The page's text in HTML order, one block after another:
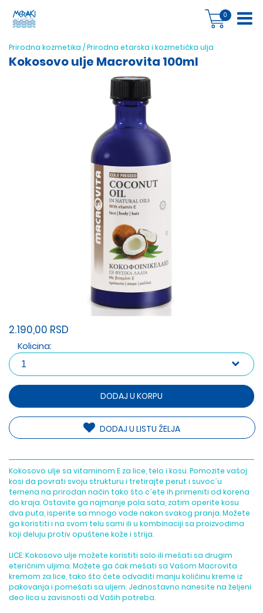
0
Prirodna kozmetika /Prirodna etarska i kozmetička ulja
Kokosovo ulje Macrovita 100ml
2.190,00 RSD
Kolicina:
DODAJ U KORPU
DODAJ U LISTU ŽELJA
Kokosovo ulje sa vitaminom E za lice, telo i kosu. Pomozite vašoj
kosi da povrati svoju strukturu i tretirajte perut i suvoc´u
temena na prirodan način tako što c´ete ih primeniti od korena
do kraja. Ostavite ga najmanje pola sata, zatim operite kosu
dva puta, isperite sa mnogo vode nakon svakog pranja. Možete
ga koristiti i na svom telu sami ili u kombinaciji sa proizvodima
koji deluju protiv opuštene kože i strija.
LICE: Kokosovo ulje možete koristiti solo ili mešati sa drugim
eteričnim uljima. Možete ga čak mešati sa Vašom Macrovita
kremom za lice, tako što ćete odvaditi manju količinu kreme iz
pakovanja i pomešati sa uljem. Jednostavno nanesite na željeni
deo lica u zavisnosti od Vaših potreba.